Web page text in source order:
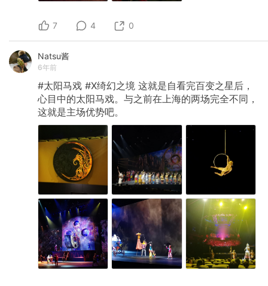
7 4 0
Natsu酱
6年前
#太阳马戏 #X绮幻之境 这就是自看完百变之星后，
心目中的太阳马戏。与之前在上海的两场完全不同，
这就是主场优势吧。